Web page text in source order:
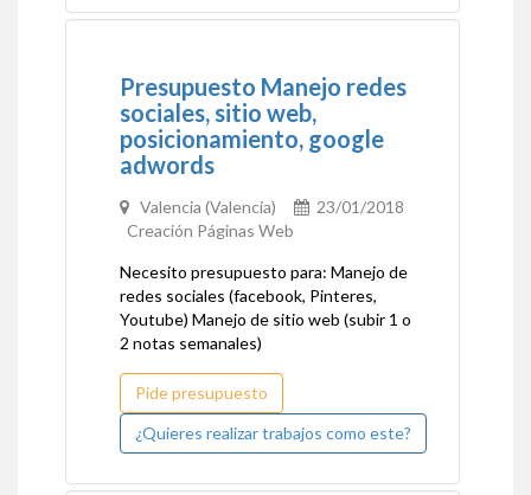
Presupuesto Manejo redes
sociales, sitio web,
posicionamiento, google
adwords
Valencia (Valencia)
23/01/2018
Creación Páginas Web
Necesito presupuesto para: Manejo de
redes sociales (facebook, Pinteres,
Youtube) Manejo de sitio web (subir 1 o
2 notas semanales)
Pide presupuesto
¿Quieres realizar trabajos como este?